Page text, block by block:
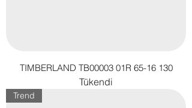
TIMBERLAND TB00003 01R 65-16 130
Tükendi
Trend